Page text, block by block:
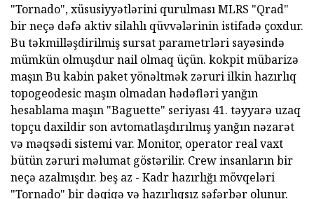
"Tornado", xüsusiyyətlərini qurulması MLRS "Qrad"
bir neçə dəfə aktiv silahlı qüvvələrinin istifadə çoxdur.
Bu təkmilləşdirilmiş sursat parametrləri sayəsində
mümkün olmuşdur nail olmaq üçün. kokpit mübarizə
maşın Bu kabin paket yönəltmək zəruri ilkin hazırlıq
topogeodesic maşın olmadan hədəfləri yanğın
hesablama maşın "Baguette" seriyası 41. təyyarə uzaq
topçu daxildir son avtomatlaşdırılmış yanğın nəzarət
və məqsədi sistemi var. Monitor, operator real vaxt
bütün zəruri məlumat göstərilir. Crew insanların bir
neçə azalmışdır. beş az - Kadr hazırlığı mövqeləri
"Tornado" bir dəqiqə və hazırlıqsız səfərbər olunur.